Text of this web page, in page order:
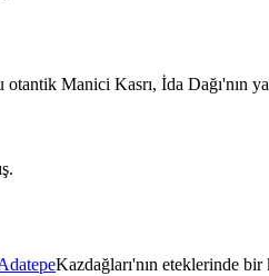
otantik Manici Kasrı, İda Dağı'nın
Kazdağları'nın eteklerinde